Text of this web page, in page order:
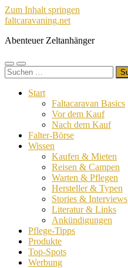
Zum Inhalt springen
faltcaravaning.net
Abenteuer Zeltanhänger
Mobile-
Menü
Suchfeld
ein-/ausblenden
Suchen
nach:
Start
Faltacaravan Basics
Vor dem Kauf
Nach dem Kauf
Falter-Börse
Wissen
Kaufen & Mieten
Reisen & Campen
Warten & Pflegen
Hersteller & Typen
Stories & Interviews
Literatur & Links
Ankündigungen
Pflege-Tipps
Produkte
Top-Spots
Werbung